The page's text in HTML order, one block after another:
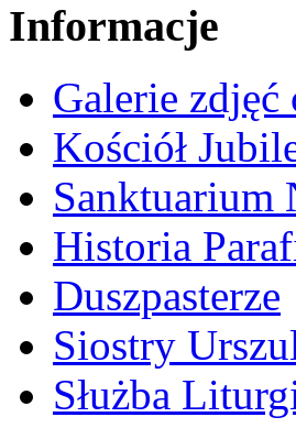
Informacje
Galerie
Kościół
Sanktuarium
Historia
Duszpasterze
Siostry
Służba